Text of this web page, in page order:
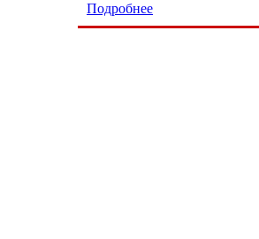
Подробнее